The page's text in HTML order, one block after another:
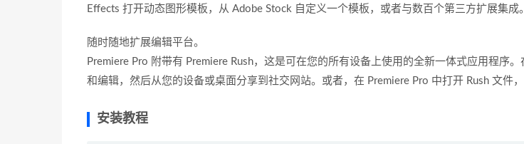
Effects 打开动态图形模板，从 Adobe Stock 自定义一个模板，或者与数百个第三方扩展集成。
随时随地扩展编辑平台。
Premiere Pro 附带有 Premiere Rush，这是可在您的所有设备上使用的全新一体式应用程序
和编辑，然后从您的设备或桌面分享到社交网站。或者，在 Premiere Pro 中打开 Rush 文件
安装教程